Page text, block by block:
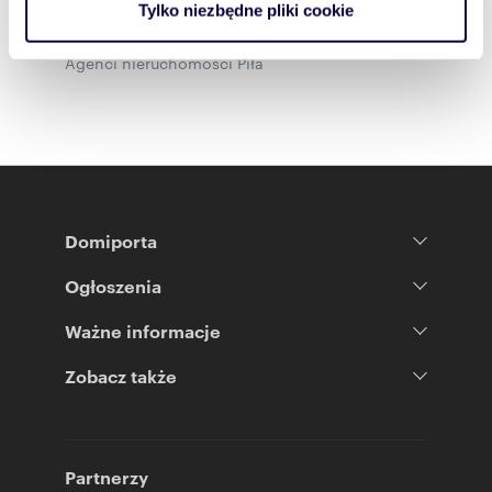
korzystasz z naszej witryny, udostępniamy partnerom
Partnerzy mogą połączyć te informacje z innymi danymi
Tylko niezbędne pliki cookie
Agenci nieruchomości Biała
Agenci nieruchomości Legnica
Agenci nieruchomości Piła
Domiporta
Ogłoszenia
Ważne informacje
Zobacz także
Partnerzy